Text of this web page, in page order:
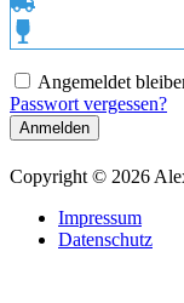
Angemeldet
Passwort vergessen?
Anmelden
Copyright © 2026
Impressum
Datenschutz